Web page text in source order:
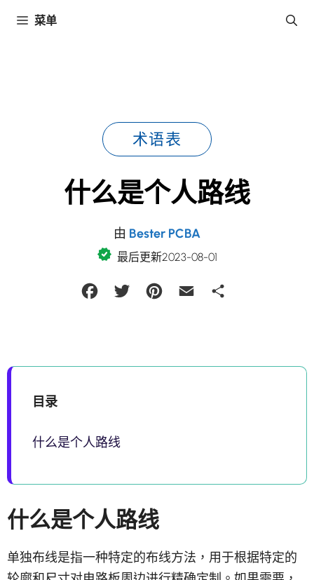
菜单
术语表
什么是个人路线
由 Bester PCBA
最后更新2023-08-01
FacebookTwitter Pinterest Email
目录
什么是个人路线
什么是个人路线
单独布线是指一种特定的布线方法，用于根据特定的